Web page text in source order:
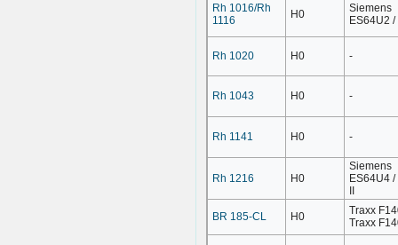
Rh 1016/Rh
1116
H0
Siemens
ES64U2 /
Rh 1020 H0 -
Rh 1043 H0 -
Rh 1141 H0 -
Rh 1216 H0
Siemens
ES64U4 /
BR 185-CL H0
Traxx
Traxx